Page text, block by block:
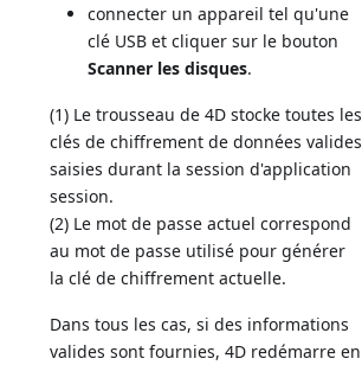
connecter un appareil tel qu'une
clé USB et cliquer sur le bouton
Scanner les disques.
(1) Le trousseau de 4D stocke toutes les
clés de chiffrement de données valides
saisies durant la session d'application
session.
(2) Le mot de passe actuel correspond
au mot de passe utilisé pour générer
la clé de chiffrement actuelle.
Dans tous les cas, si des informations
valides sont fournies, 4D redémarre en